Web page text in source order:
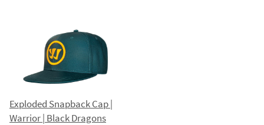
Exploded Snapback Cap |
Warrior | Black Dragons